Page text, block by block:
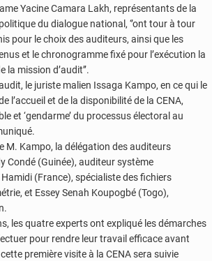
Yacine Camara Lakh, représentants de la
du dialogue national, ‘’ont tour à tour
pour le choix des auditeurs, ainsi que les
et le chronogramme fixé pour l’exécution la
mission d’audit’’.
le juriste malien Issaga Kampo, en ce qui le
l’accueil et de la disponibilité de la CENA,
et ‘gendarme’ du processus électoral au
M. Kampo, la délégation des auditeurs
Condé (Guinée), auditeur système
(France), spécialiste des fichiers
et Essey Senah Koupogbé (Togo),
les quatre experts ont expliqué les démarches
pour rendre leur travail efficace avant
première visite à la CENA sera suivie